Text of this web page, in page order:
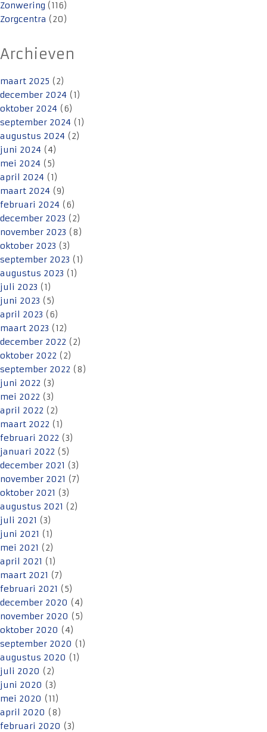
Zonwering (116)
Zorgcentra (20)
Archieven
maart 2025 (2)
december 2024 (1)
oktober 2024 (6)
september 2024 (1)
augustus 2024 (2)
juni 2024 (4)
mei 2024 (5)
april 2024 (1)
maart 2024 (9)
februari 2024 (6)
december 2023 (2)
november 2023 (8)
oktober 2023 (3)
september 2023 (1)
augustus 2023 (1)
juli 2023 (1)
juni 2023 (5)
april 2023 (6)
maart 2023 (12)
december 2022 (2)
oktober 2022 (2)
september 2022 (8)
juni 2022 (3)
mei 2022 (3)
april 2022 (2)
maart 2022 (1)
februari 2022 (3)
januari 2022 (5)
december 2021 (3)
november 2021 (7)
oktober 2021 (3)
augustus 2021 (2)
juli 2021 (3)
juni 2021 (1)
mei 2021 (2)
april 2021 (1)
maart 2021 (7)
februari 2021 (5)
december 2020 (4)
november 2020 (5)
oktober 2020 (4)
september 2020 (1)
augustus 2020 (1)
juli 2020 (2)
juni 2020 (3)
mei 2020 (11)
april 2020 (8)
februari 2020 (3)